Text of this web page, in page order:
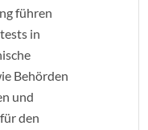
führen
in
Behörden
und
den